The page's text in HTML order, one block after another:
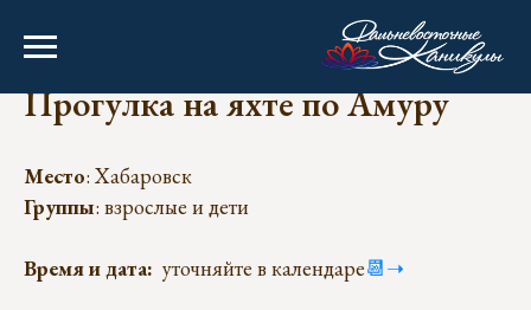
Прогулка на яхте по Амуру
Место: Хабаровск
Группы: взрослые и дети
Время и дата: уточняйте в календаре📆➝